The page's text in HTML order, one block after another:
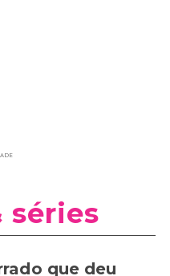
séries
que deu